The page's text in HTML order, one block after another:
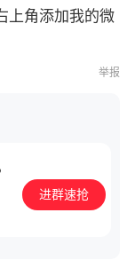
上角添加我的微
举报
进群速抢